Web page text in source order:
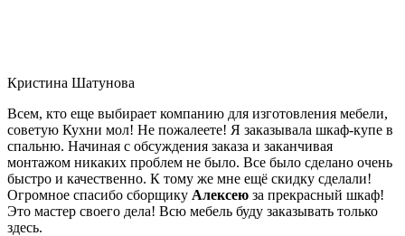
Кристина Шатунова
Всем, кто еще выбирает компанию для изготовления мебели,
советую Кухни мол! Не пожалеете! Я заказывала шкаф-купе в
спальню. Начиная с обсуждения заказа и заканчивая
монтажом никаких проблем не было. Все было сделано очень
быстро и качественно. К тому же мне ещё скидку сделали!
Огромное спасибо сборщику Алексею за прекрасный шкаф!
Это мастер своего дела! Всю мебель буду заказывать только
здесь.